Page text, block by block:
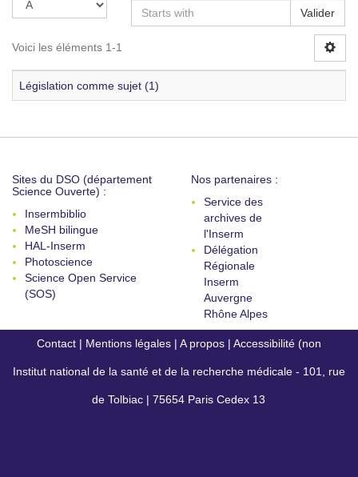
Valider
Voici les éléments 1-1
Législation comme sujet (1)
Sites du DSO (département
Science Ouverte) :
Insermbiblio
MeSH bilingue
HAL-Inserm
Photoscience
Science Open Service
(SOS)
Nos partenaires :
Service des
archives de
l'Inserm
Délégation
Régionale
Inserm
Auvergne
Rhône Alpes
Contact | Mentions légales | A propos | Accessibilité (non
conforme)
Institut national de la santé et de la recherche médicale - 101, rue
de Tolbiac | 75654 Paris Cedex 13